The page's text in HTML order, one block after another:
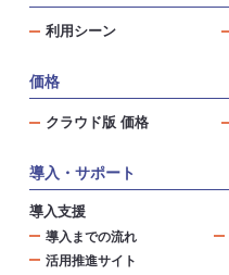
利用シーン
価格
クラウド版 価格
導入・サポート
導入支援
導入までの流れ
活用推進サイト